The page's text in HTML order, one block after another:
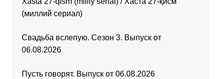
(миллий сериал)
Свадьба вслепую. Сезон 3. Выпуск от
06.08.2026
Пусть говорят. Выпуск от 06.08.2026